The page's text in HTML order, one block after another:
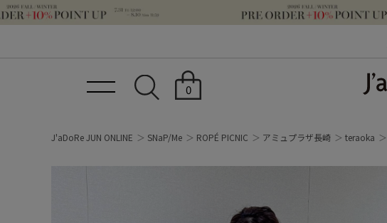
0
J'aDoRe JUN ONLINE SNaP/Me ROPÉ PICNIC アミュプラザ長崎 teraoka